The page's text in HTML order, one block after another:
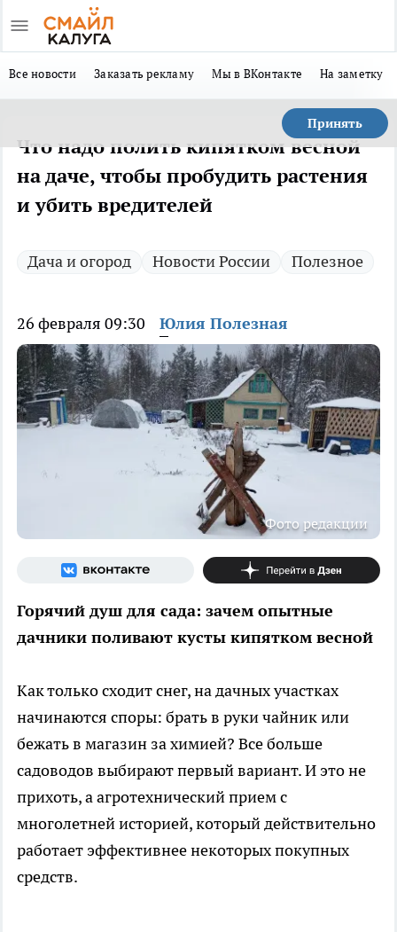
Все новости Заказать рекламу Мы в ВКонтакте На заметку
Принять
Что надо полить кипятком весной
на даче, чтобы пробудить растения
и убить вредителей
Дача и огород Новости России Полезное
26 февраля 09:30 Юлия Полезная
Фото редакции
Горячий душ для сада: зачем опытные
дачники поливают кусты кипятком весной
Как только сходит снег, на дачных участках
начинаются споры: брать в руки чайник или
бежать в магазин за химией? Все больше
садоводов выбирают первый вариант. И это не
прихоть, а агротехнический прием с
многолетней историей, который действительно
работает эффективнее некоторых покупных
средств.